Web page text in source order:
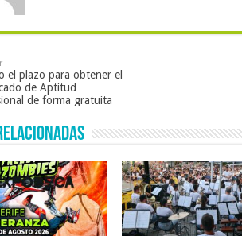
el plazo para obtener el
de Aptitud
de forma gratuita